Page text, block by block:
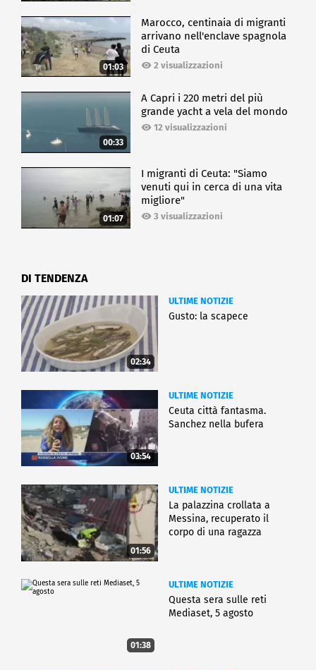
01:03
Marocco, centinaia di migranti
arrivano nell'enclave spagnola
di Ceuta
2 visualizzazioni
00:33
A Capri i 220 metri del più
grande yacht a vela del mondo
12 visualizzazioni
01:07
I migranti di Ceuta: "Siamo
venuti qui in cerca di una vita
migliore"
3 visualizzazioni
DI TENDENZA
02:34
ULTIME NOTIZIE
Gusto: la scapece
03:54
ULTIME NOTIZIE
Ceuta città fantasma.
Sanchez nella bufera
01:56
ULTIME NOTIZIE
La palazzina crollata a
Messina, recuperato il
corpo di una ragazza
01:38
ULTIME NOTIZIE
Questa sera sulle reti
Mediaset, 5 agosto